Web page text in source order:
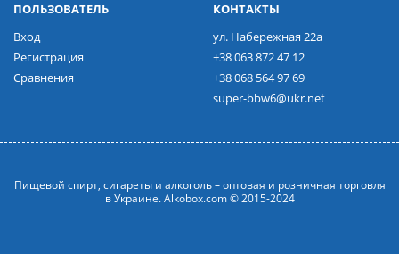
ПОЛЬЗОВАТЕЛЬ
Вход
Регистрация
Сравнения
КОНТАКТЫ
ул. Набережная 22а
+38 063 872 47 12
+38 068 564 97 69
super-bbw6@ukr.net
Пищевой спирт, сигареты и алкоголь – оптовая и розничная торговля
в Украине. Alkobox.com © 2015-2024